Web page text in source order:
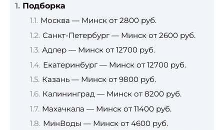
Подборка
Москва — Минск от 2800 руб.
Санкт-Петербург — Минск от 2600 руб.
Адлер — Минск от 12700 руб.
Екатеринбург — Минск от 12700 руб.
Казань — Минск от 9800 руб.
Калининград — Минск от 8200 руб.
Махачкала — Минск от 11400 руб.
МинВоды — Минск от 4600 руб.